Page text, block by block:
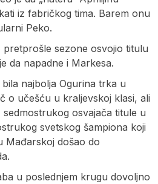
iz fabričkog tima. Barem onu
Peko.
sezone osvojio titulu
da napadne i Markesa.
najbolja Ogurina trka u
o učešću u kraljevskoj klasi, ali
osvajača titule u
svetskog šampiona koji
Mađarskoj došao do
u poslednjem krugu dovoljno